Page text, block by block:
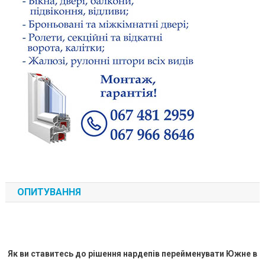
ОПИТУВАННЯ
Як ви ставитесь до рішення нардепів перейменувати Южне в